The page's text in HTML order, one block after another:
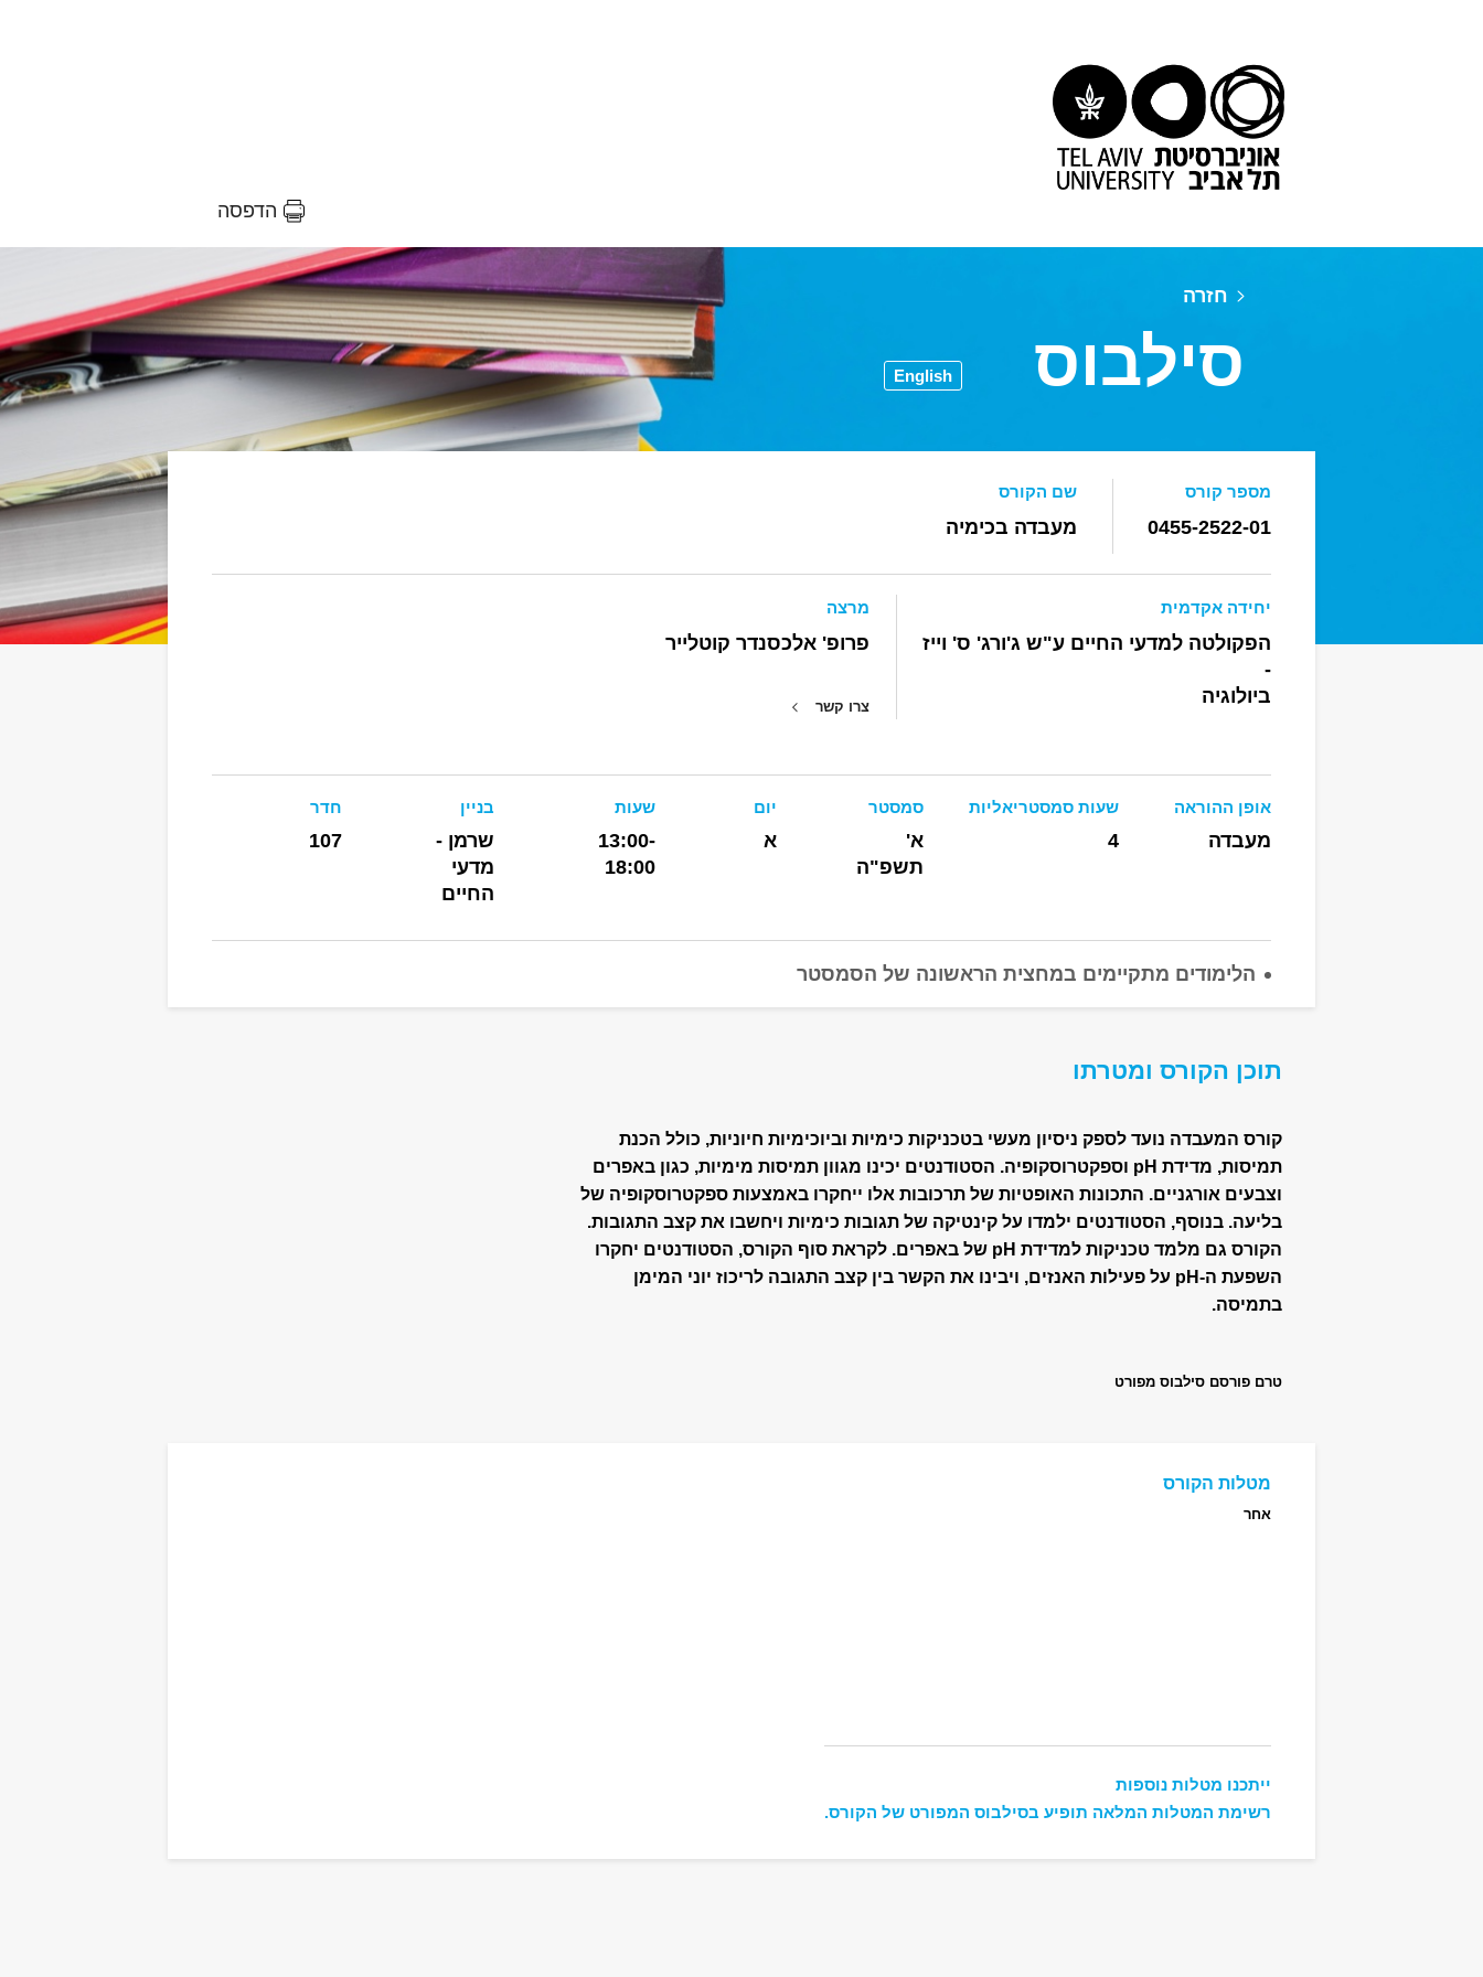
הדפסה
חזרה
סילבוס English
מספר קורס
0455-2522-01
שם הקורס
מעבדה בכימיה
יחידה אקדמית
הפקולטה למדעי החיים ע"ש ג'ורג' ס' וייז
-
ביולוגיה
מרצה
פרופ' אלכסנדר קוטלייר
צרו קשר
אופן ההוראה
מעבדה
שעות סמסטריאליות
4
סמסטר
א'
תשפ"ה
יום
א
שעות
13:00-
18:00
בניין
שרמן -
מדעי
החיים
חדר
107
הלימודים מתקיימים במחצית הראשונה של הסמסטר
תוכן הקורס ומטרתו
קורס המעבדה נועד לספק ניסיון מעשי בטכניקות כימיות וביוכימיות חיוניות, כולל הכנת
תמיסות, מדידת pH וספקטרוסקופיה. הסטודנטים יכינו מגוון תמיסות מימיות, כגון באפרים
וצבעים אורגניים. התכונות האופטיות של תרכובות אלו ייחקרו באמצעות ספקטרוסקופיה של
בליעה. בנוסף, הסטודנטים ילמדו על קינטיקה של תגובות כימיות ויחשבו את קצב התגובות.
הקורס גם מלמד טכניקות למדידת pH של באפרים. לקראת סוף הקורס, הסטודנטים יחקרו
השפעת ה-pH על פעילות האנזים, ויבינו את הקשר בין קצב התגובה לריכוז יוני המימן
בתמיסה.
טרם פורסם סילבוס מפורט
מטלות הקורס
אחר
ייתכנו מטלות נוספות
רשימת המטלות המלאה תופיע בסילבוס המפורט של הקורס.